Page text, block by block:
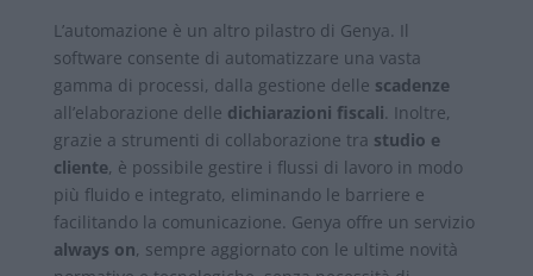
L’automazione è un altro pilastro di Genya. Il
software consente di automatizzare una vasta
gamma di processi, dalla gestione delle scadenze
all’elaborazione delle dichiarazioni fiscali . Inoltre,
grazie a strumenti di collaborazione tra studio e
cliente, è possibile gestire i flussi di lavoro in modo
più fluido e integrato, eliminando le barriere e
facilitando la comunicazione. Genya offre un servizio
always on, sempre aggiornato con le ultime novità